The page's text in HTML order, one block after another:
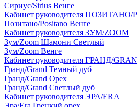
Сириус/Sirius Венге
Кабинет руководителя ПОЗИТАНО/
Позитано/Positano Венге
Кабинет руководителя ЗУМ/ZOOM
Зум/Zoom Шамони Светлый
Зум/Zoom Венге
Кабинет руководителя ГРАНД/
Гранд/Grand Темный дуб
Гранд/Grand Орех
Гранд/Grand Светлый дуб
Кабинет руководителя ЭРА/ERA